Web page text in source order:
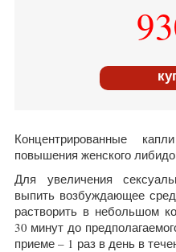
Концентрированные
повышения женского либидо
Для увеличения
выпить возбуждающее
растворить в небольшом
30 минут до
приеме – 1 раз в день в